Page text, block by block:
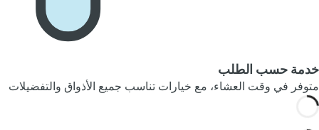
خدمة حسب الطلب
متوفر في وقت العشاء، مع خيارات تناسب جميع الأذواق والتفضيلات